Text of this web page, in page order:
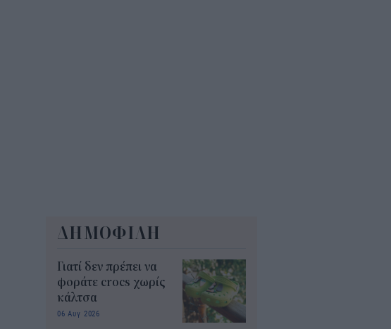
ΔΗΜΟΦΙΛΗ
Γιατί δεν πρέπει να
φοράτε crocs χωρίς
κάλτσα
06 Αυγ 2026